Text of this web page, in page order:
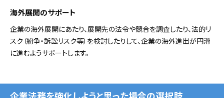
海外展開のサポート
企業の海外展開にあたり、展開先の法令や競合を調査したり、法的リ
スク（紛争・訴訟リスク等）を検討したりして、企業の海外進出が円滑
に進むようサポートします。
企業法務を強化しようと思った場合の選択肢